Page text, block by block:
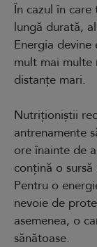
În cazul în
lungă durată,
Energia devine
mult mai multe
distanțe mari.
Nutriționiștii
antrenamente
ore înainte de
conțină o
Pentru o
nevoie de
asemenea, o
sănătoase.